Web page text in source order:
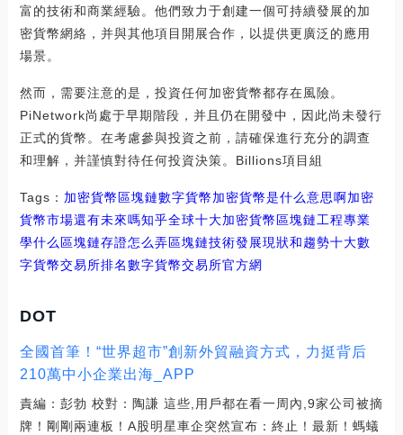
富的技術和商業經驗。他們致力于創建一個可持續發展的加
密貨幣網絡，并與其他項目開展合作，以提供更廣泛的應用
場景。
然而，需要注意的是，投資任何加密貨幣都存在風險。
PiNetwork尚處于早期階段，并且仍在開發中，因此尚未發行
正式的貨幣。在考慮參與投資之前，請確保進行充分的調查
和理解，并謹慎對待任何投資決策。Billions項目組
Tags： 加密貨幣 區塊鏈數字貨幣加密貨幣是什么意思啊加密
貨幣市場還有未來嗎知乎全球十大加密貨幣區塊鏈工程專業
學什么 區塊鏈存證怎么弄區塊鏈技術發展現狀和趨勢十大數
字貨幣交易所排名數字貨幣交易所官方網
DOT
全國首筆！“世界超市”創新外貿融資方式，力挺背后
210萬中小企業出海_APP
責編：彭勃 校對：陶謙 這些,用戶都在看一周內,9家公司被摘
牌！剛剛兩連板！A股明星車企突然宣布：終止！最新！螞蟻